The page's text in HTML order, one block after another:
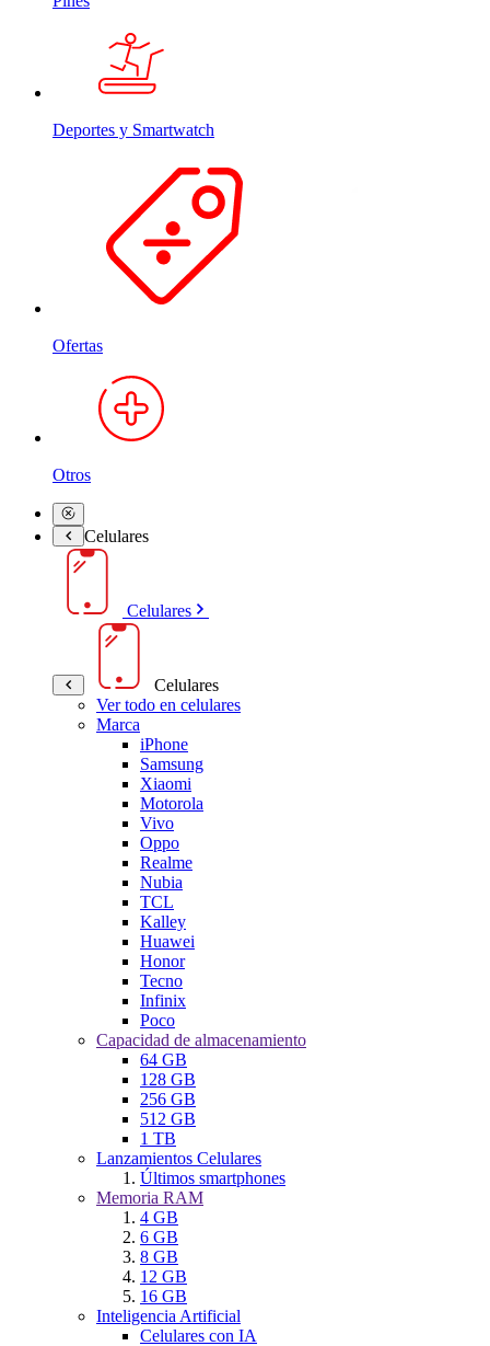
Deportes y Smartwatch
Ofertas
Otros
Celulares
Celulares
Celulares
Ver todo en celulares
Marca
iPhone
Samsung
Xiaomi
Motorola
Vivo
Oppo
Realme
Nubia
TCL
Kalley
Huawei
Honor
Tecno
Infinix
Poco
Capacidad de almacenamiento
64 GB
128 GB
256 GB
512 GB
1 TB
Lanzamientos Celulares
Últimos smartphones
Memoria RAM
4 GB
6 GB
8 GB
12 GB
16 GB
Inteligencia Artificial
Celulares con IA